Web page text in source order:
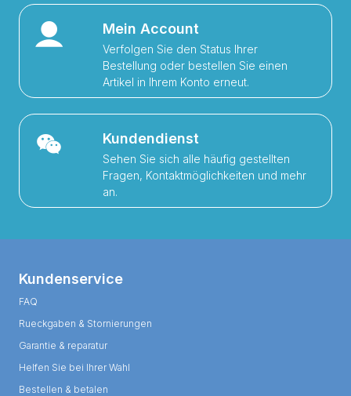
Mein Account
Verfolgen Sie den Status Ihrer
Bestellung oder bestellen Sie einen
Artikel in Ihrem Konto erneut.
Kundendienst
Sehen Sie sich alle häufig gestellten
Fragen, Kontaktmöglichkeiten und mehr
an.
Kundenservice
FAQ
Rueckgaben & Stornierungen
Garantie & reparatur
Helfen Sie bei Ihrer Wahl
Bestellen & betalen